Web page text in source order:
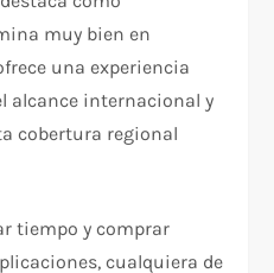
muy bien en
una experiencia
alcance internacional y
cobertura regional
tiempo y comprar
cualquiera de